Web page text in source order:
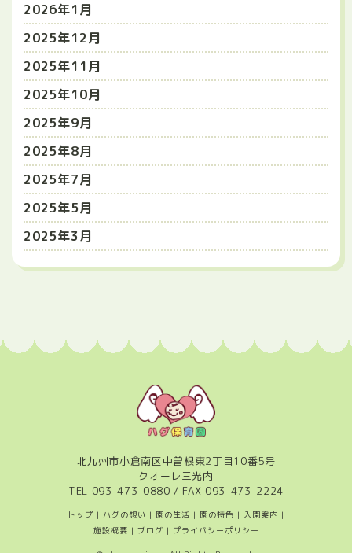
2026年1月
2025年12月
2025年11月
2025年10月
2025年9月
2025年8月
2025年7月
2025年5月
2025年3月
北九州市小倉南区中曽根東2丁目10番5号
クオーレ三光内
TEL 093-473-0880 / FAX 093-473-2224
トップ | ハグの想い | 園の生活 | 園の特色 | 入園案内 |
施設概要 | ブログ | プライバシーポリシー